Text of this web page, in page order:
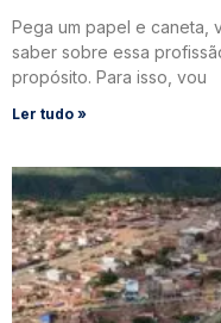
Pega um papel e caneta,
saber sobre essa
propósito. Para isso, vou
Ler tudo »